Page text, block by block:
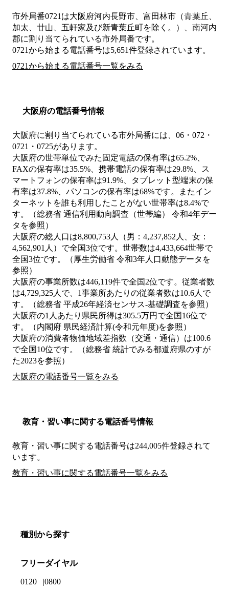
市外局番0721 は大阪府河内長野市、富田林市（青葉丘、
加太、廿山、五軒家及び新青葉丘町を除く。）、南河内
郡に割り当てられている市外局番です。
0721から始まる電話番号は5,651件登録されています。
0721から始まる電話番号一覧をみる
大阪府の電話番号情報
大阪府に割り当てられている市外局番には、06・072・
0721・0725があります。
大阪府の世帯単位でみた固定電話の保有率は65.2%、
FAXの保有率は35.5%、携帯電話の保有率は29.8%、ス
マートフォンの保有率は91.9%、タブレット型端末の保
有率は37.8%、パソコンの保有率は68%です。またイン
ターネットを誰も利用したことがない世帯率は8.4%で
す。（総務省 通信利用動向調査（世帯編） 令和4年デー
タを参照）
大阪府の総人口は8,800,753人（男：4,237,852人、女：
4,562,901人）で全国3位です。世帯数は4,433,664世帯で
全国3位です。（厚生労働省 令和3年人口動態データを
参照）
大阪府の事業所数は446,119件で全国2位です。従業者数
は4,729,325人で、1事業所あたりの従業者数は10.6人で
す。（総務省 平成26年経済センサス‐基礎調査を参照）
大阪府の1人あたり県民所得は305.5万円で全国16位で
す。（内閣府 県民経済計算(令和元年度)を参照）
大阪府の消費者物価地域差指数（交通・通信）は100.6
で全国10位です。（総務省 統計でみる都道府県のすが
た2023を参照）
大阪府の電話番号一覧をみる
教育・習い事に関する電話番号情報
教育・習い事に関する電話番号は244,005件登録されて
います。
教育・習い事に関する電話番号一覧をみる
種別から探す
フリーダイヤル
0120 0800